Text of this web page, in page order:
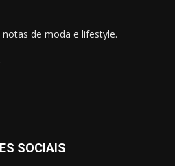
de moda e lifestyle.
SOCIAIS